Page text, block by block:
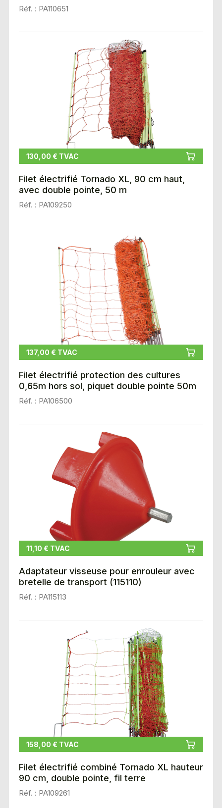
Réf. : PA110651
130,00 € TVAC
Filet électrifié Tornado XL, 90 cm haut,
avec double pointe, 50 m
Réf. : PA109250
137,00 € TVAC
Filet électrifié protection des cultures
0,65m hors sol, piquet double pointe 50m
Réf. : PA106500
11,10 € TVAC
Adaptateur visseuse pour enrouleur avec
bretelle de transport (115110)
Réf. : PA115113
158,00 € TVAC
Filet électrifié combiné Tornado XL hauteur
90 cm, double pointe, fil terre
Réf. : PA109261